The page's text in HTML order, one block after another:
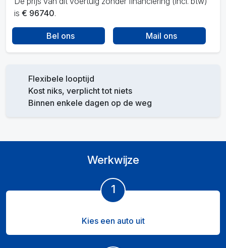
is € 96740.
Bel ons Mail ons
Flexibele looptijd
Kost niks, verplicht tot niets
Binnen enkele dagen op de weg
Werkwijze
1
Kies een auto uit